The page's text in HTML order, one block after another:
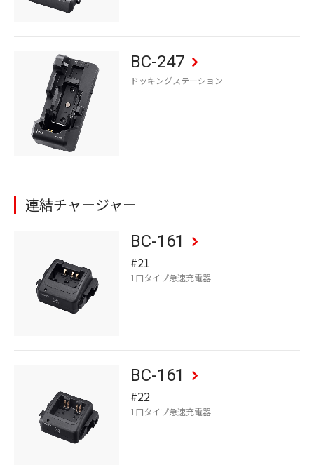
BC-247
ドッキングステーション
連結チャージャー
BC-161
#21
1口タイプ急速充電器
BC-161
#22
1口タイプ急速充電器